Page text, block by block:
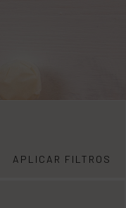
APLICAR FILTROS